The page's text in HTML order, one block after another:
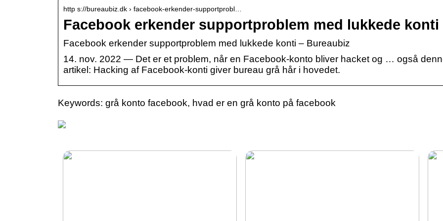
http s://bureaubiz.dk › facebook-erkender-supportprobl…
Facebook erkender supportproblem med lukkede konti
Facebook erkender supportproblem med lukkede konti – Bureaubiz
14. nov. 2022 — Det er et problem, når en Facebook-konto bliver hacket og … også
artikel: Hacking af Facebook-konti giver bureau grå hår i hovedet.
Keywords: grå konto facebook, hvad er en grå konto på facebook